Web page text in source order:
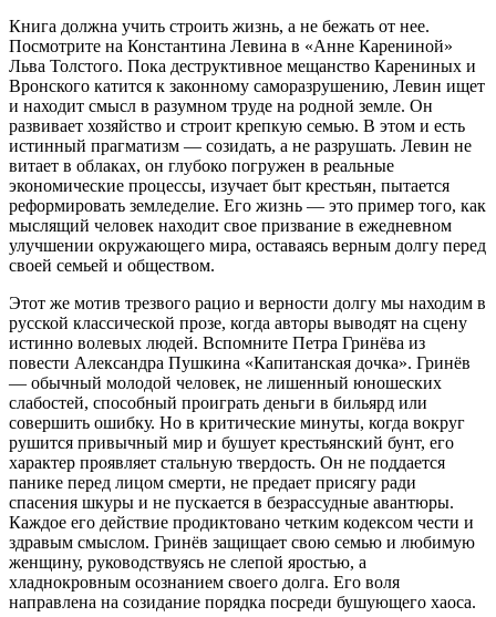
Книга должна учить строить жизнь, а не бежать от нее.
Посмотрите на Константина Левина в «Анне Карениной»
Льва Толстого. Пока деструктивное мещанство Карениных и
Вронского катится к законному саморазрушению, Левин ищет
и находит смысл в разумном труде на родной земле. Он
развивает хозяйство и строит крепкую семью. В этом и есть
истинный прагматизм — созидать, а не разрушать. Левин не
витает в облаках, он глубоко погружен в реальные
экономические процессы, изучает быт крестьян, пытается
реформировать земледелие. Его жизнь — это пример того, как
мыслящий человек находит свое призвание в ежедневном
улучшении окружающего мира, оставаясь верным долгу перед
своей семьей и обществом.
Этот же мотив трезвого рацио и верности долгу мы находим в
русской классической прозе, когда авторы выводят на сцену
истинно волевых людей. Вспомните Петра Гринёва из
повести Александра Пушкина «Капитанская дочка». Гринёв
— обычный молодой человек, не лишенный юношеских
слабостей, способный проиграть деньги в бильярд или
совершить ошибку. Но в критические минуты, когда вокруг
рушится привычный мир и бушует крестьянский бунт, его
характер проявляет стальную твердость. Он не поддается
панике перед лицом смерти, не предает присягу ради
спасения шкуры и не пускается в безрассудные авантюры.
Каждое его действие продиктовано четким кодексом чести и
здравым смыслом. Гринёв защищает свою семью и любимую
женщину, руководствуясь не слепой яростью, а
хладнокровным осознанием своего долга. Его воля
направлена на созидание порядка посреди бушующего хаоса.